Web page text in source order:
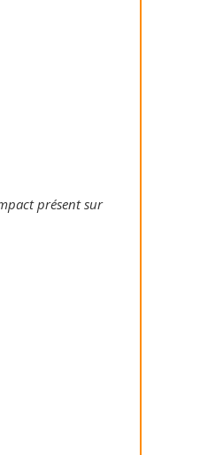
présent sur